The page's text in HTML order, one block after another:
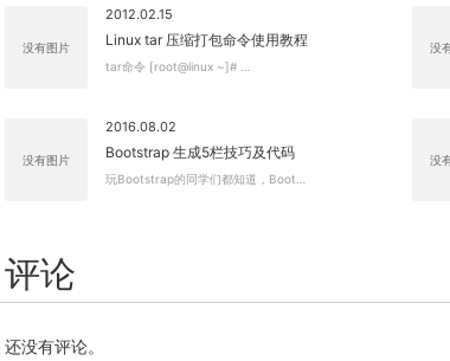
没有图片
2012.02.15
Linux tar 压缩打包命令使用教程
tar命令 [root@linux ~]# …
没
没有图片
2016.08.02
Bootstrap 生成5栏技巧及代码
玩Bootstrap的同学们都知道，Boot…
没
评论
还没有评论。